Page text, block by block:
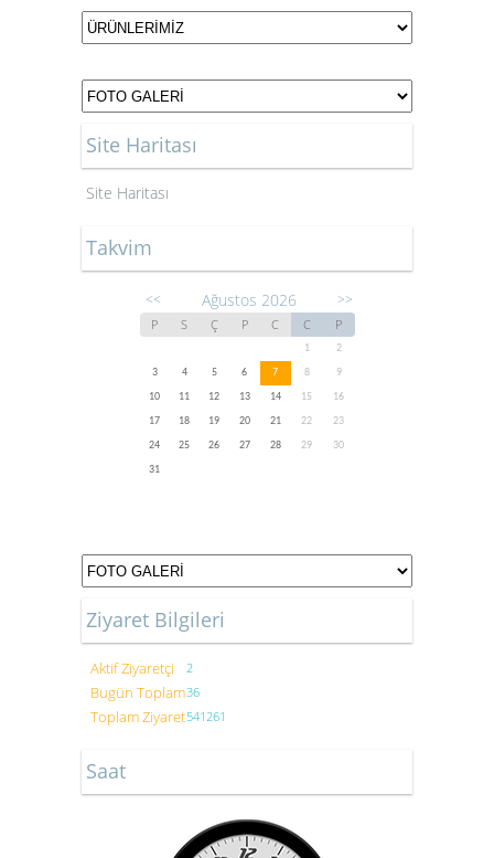
Site Haritası
Site Haritası
Takvim
<< Ağustos 2026 >>
P S Ç P C C P
1
2
3
4 5 6 7 8
9
10
11 12 13 14 15
16
17
18 19 20 21 22
23
24
25 26 27 28 29
30
31
Ziyaret Bilgileri
Aktif Ziyaretçi 2
Bugün Toplam36
Toplam Ziyaret541261
Saat